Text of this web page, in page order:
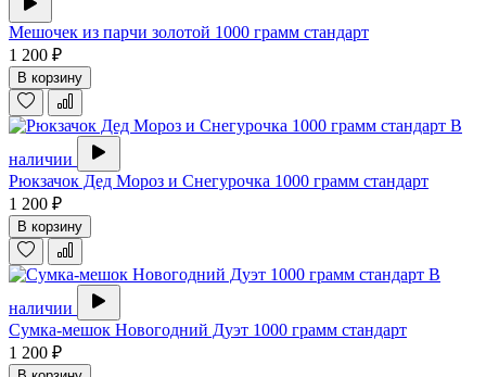
Мешочек из парчи золотой 1000 грамм стандарт
1 200 ₽
В корзину
В
наличии
Рюкзачок Дед Мороз и Снегурочка 1000 грамм стандарт
1 200 ₽
В корзину
В
наличии
Сумка-мешок Новогодний Дуэт 1000 грамм стандарт
1 200 ₽